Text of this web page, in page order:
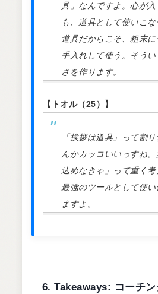
具」なんですよ。心が
も、道具として使いこな
道具だからこそ、粗末
手入れして使う。そう
さを作ります。
【トオル（25）】
「挨拶は道具」って割
んかカッコいいっすね
込めなきゃ」って重く考
最強のツールとして使い
ますよ。
6. Takeaways: コーチ